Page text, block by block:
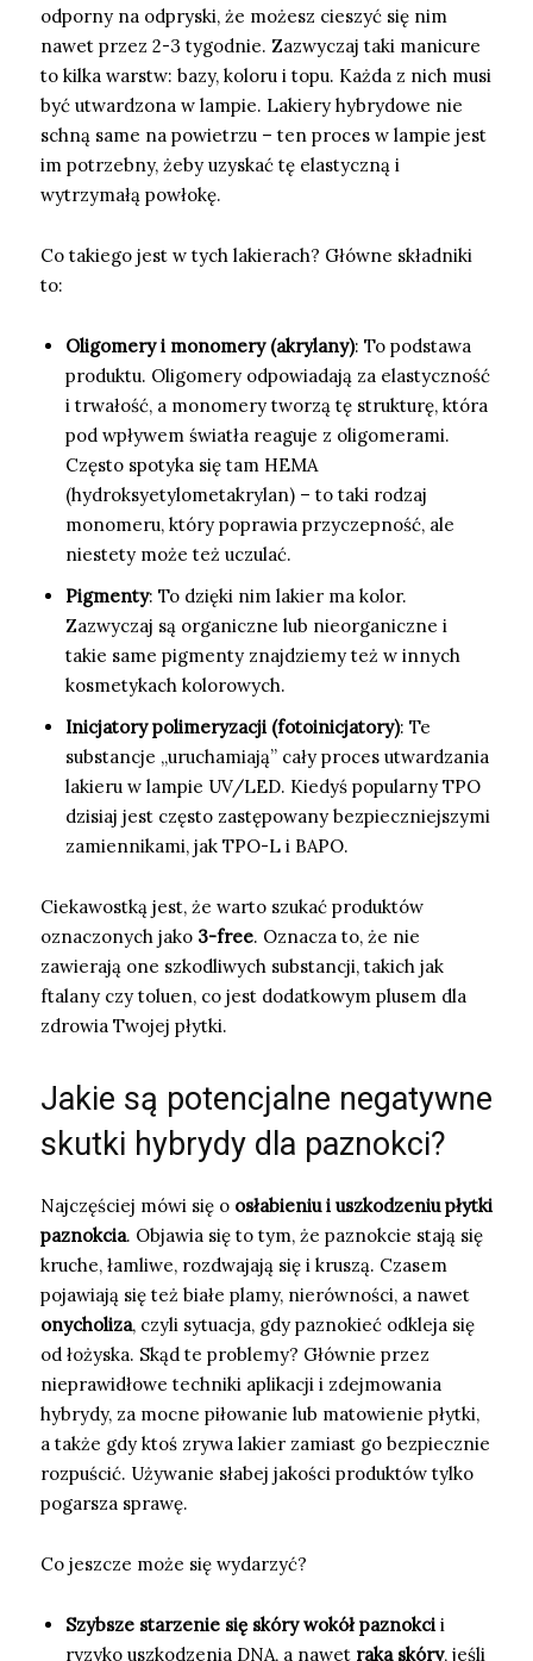
odporny na odpryski, że możesz cieszyć się nim
nawet przez 2-3 tygodnie. Zazwyczaj taki manicure
to kilka warstw: bazy, koloru i topu. Każda z nich musi
być utwardzona w lampie. Lakiery hybrydowe nie
schną same na powietrzu – ten proces w lampie jest
im potrzebny, żeby uzyskać tę elastyczną i
wytrzymałą powłokę.
Co takiego jest w tych lakierach? Główne składniki
to:
Oligomery i monomery (akrylany): To podstawa
produktu. Oligomery odpowiadają za elastyczność
i trwałość, a monomery tworzą tę strukturę, która
pod wpływem światła reaguje z oligomerami.
Często spotyka się tam HEMA
(hydroksyetylometakrylan) – to taki rodzaj
monomeru, który poprawia przyczepność, ale
niestety może też uczulać.
Pigmenty: To dzięki nim lakier ma kolor.
Zazwyczaj są organiczne lub nieorganiczne i
takie same pigmenty znajdziemy też w innych
kosmetykach kolorowych.
Inicjatory polimeryzacji (fotoinicjatory): Te
substancje „uruchamiają” cały proces utwardzania
lakieru w lampie UV/LED. Kiedyś popularny TPO
dzisiaj jest często zastępowany bezpieczniejszymi
zamiennikami, jak TPO-L i BAPO.
Ciekawostką jest, że warto szukać produktów
oznaczonych jako 3-free. Oznacza to, że nie
zawierają one szkodliwych substancji, takich jak
ftalany czy toluen, co jest dodatkowym plusem dla
zdrowia Twojej płytki.
Jakie są potencjalne negatywne
skutki hybrydy dla paznokci?
Najczęściej mówi się o osłabieniu i uszkodzeniu płytki
paznokcia. Objawia się to tym, że paznokcie stają się
kruche, łamliwe, rozdwajają się i kruszą. Czasem
pojawiają się też białe plamy, nierówności, a nawet
onycholiza, czyli sytuacja, gdy paznokieć odkleja się
od łożyska. Skąd te problemy? Głównie przez
nieprawidłowe techniki aplikacji i zdejmowania
hybrydy, za mocne piłowanie lub matowienie płytki,
a także gdy ktoś zrywa lakier zamiast go bezpiecznie
rozpuścić. Używanie słabej jakości produktów tylko
pogarsza sprawę.
Co jeszcze może się wydarzyć?
Szybsze starzenie się skóry wokół paznokci i
ryzyko uszkodzenia DNA, a nawet raka skóry, jeśli